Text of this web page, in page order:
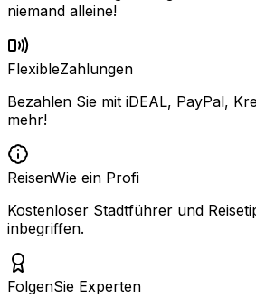
niemand alleine!
FlexibleZahlungen
Bezahlen Sie mit iDEAL, PayPal,
mehr!
ReisenWie ein Profi
Kostenloser Stadtführer und
inbegriffen.
FolgenSie Experten